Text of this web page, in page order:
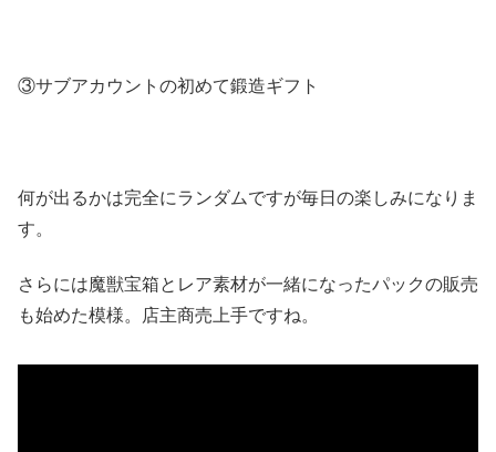
③サブアカウントの初めて鍛造ギフト
何が出るかは完全にランダムですが毎日の楽しみになりま
す。
さらには魔獣宝箱とレア素材が一緒になったパックの販売
も始めた模様。店主商売上手ですね。